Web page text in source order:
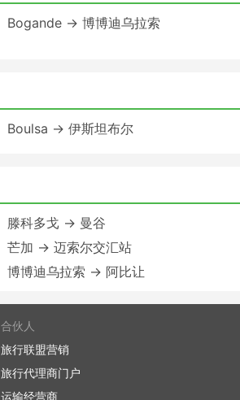
Bogande → 博博迪乌拉索
Boulsa → 伊斯坦布尔
滕科多戈 → 曼谷
芒加 → 迈索尔交汇站
博博迪乌拉索 → 阿比让
合伙人
旅行联盟营销
旅行代理商门户
运输经营商